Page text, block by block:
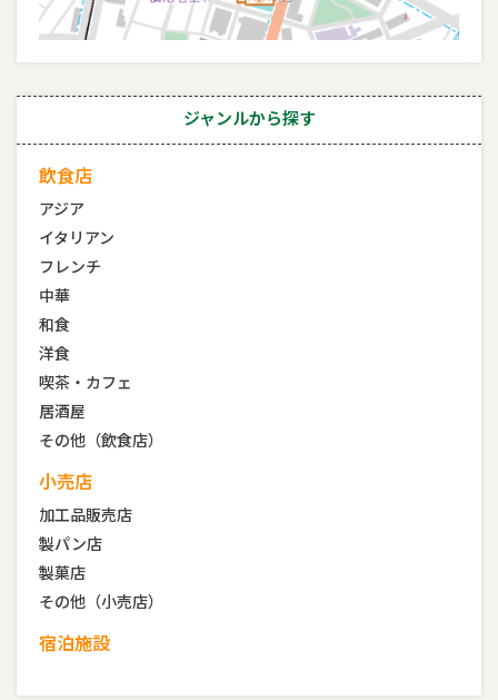
ジャンルから探す
飲食店
アジア
イタリアン
フレンチ
中華
和食
洋食
喫茶・カフェ
居酒屋
その他（飲食店）
小売店
加工品販売店
製パン店
製菓店
その他（小売店）
宿泊施設